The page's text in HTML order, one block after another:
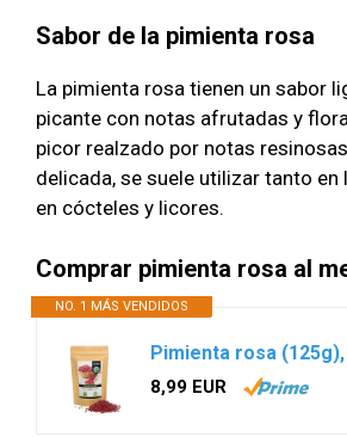
Sabor de la pimienta rosa
La pimienta rosa tienen un sabor
picante con notas afrutadas y
picor realzado por notas
delicada, se suele utilizar tanto en
en cócteles y licores.
Comprar pimienta rosa al
NO. 1 MÁS VENDIDOS
8,99 EUR